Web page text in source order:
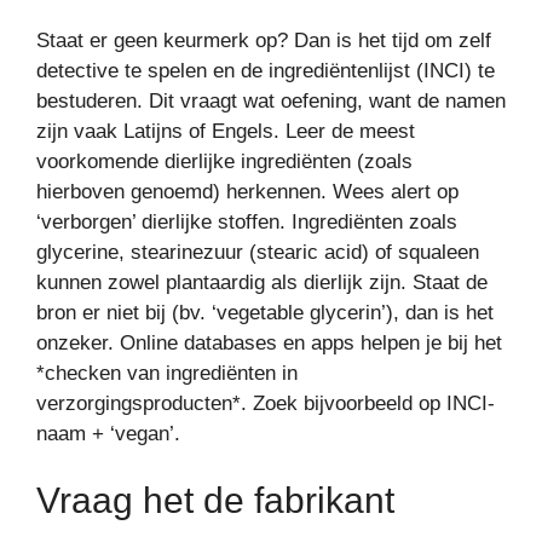
Staat er geen keurmerk op? Dan is het tijd om zelf
detective te spelen en de ingrediëntenlijst (INCI) te
bestuderen. Dit vraagt wat oefening, want de namen
zijn vaak Latijns of Engels. Leer de meest
voorkomende dierlijke ingrediënten (zoals
hierboven genoemd) herkennen. Wees alert op
‘verborgen’ dierlijke stoffen. Ingrediënten zoals
glycerine, stearinezuur (stearic acid) of squaleen
kunnen zowel plantaardig als dierlijk zijn. Staat de
bron er niet bij (bv. ‘vegetable glycerin’), dan is het
onzeker. Online databases en apps helpen je bij het
*checken van ingrediënten in
verzorgingsproducten*. Zoek bijvoorbeeld op INCI-
naam + ‘vegan’.
Vraag het de fabrikant